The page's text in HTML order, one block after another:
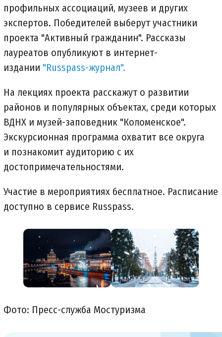
профильных ассоциаций, музеев и других
экспертов. Победителей выберут участники
проекта "Активный гражданин". Рассказы
лауреатов опубликуют в интернет-
издании "Russpass-журнал".
На лекциях проекта расскажут о развитии
районов и популярных объектах, среди которых
ВДНХ и музей-заповедник "Коломенское".
Экскурсионная программа охватит все округа
и познакомит аудиторию с их
достопримечательностями.
Участие в мероприятиях бесплатное. Расписание
доступно в сервисе Russpass.
Фото: Пресс-служба Мостуризма